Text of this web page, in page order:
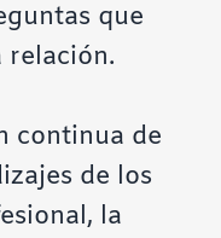
que
relación.
continua de
de los
la